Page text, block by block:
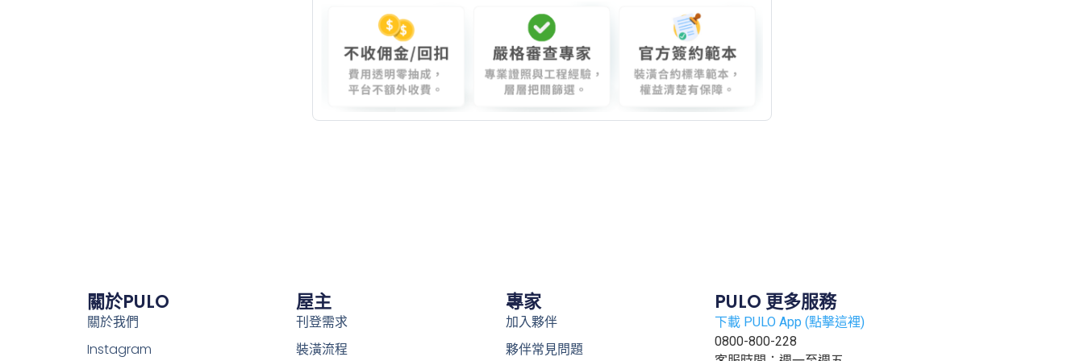
關於PULO
關於我們
Instagram
屋主
刊登需求
裝潢流程
專家
加入夥伴
夥伴常見問題
PULO 更多服務
下載 PULO App (點擊這裡)
0800-800-228